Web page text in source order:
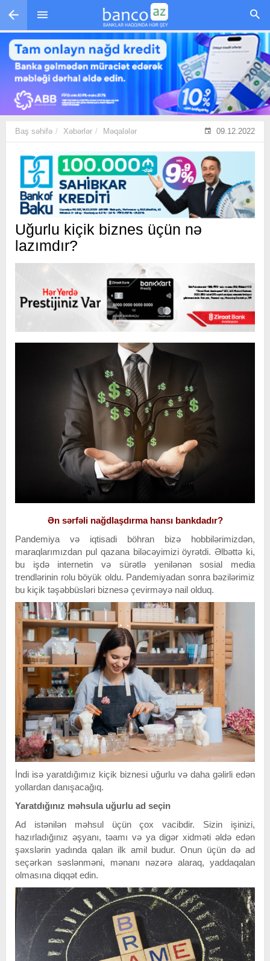
Skip to main content
Baş səhifə Xəbərlər Məqalələr 09.12.2022
Uğurlu kiçik biznes üçün nə
lazımdır?
Ən sərfəli nağdlaşdırma hansı bankdadır?
Pandemiya və iqtisadi böhran bizə hobbilərimizdən,
maraqlarımızdan pul qazana biləcəyimizi öyrətdi. Əlbəttə ki,
bu işdə internetin və sürətlə yenilənən sosial media
trendlərinin rolu böyük oldu. Pandemiyadan sonra bəzilərimiz
bu kiçik təşəbbüsləri biznesə çevirməyə nail olduq.
İndi isə yaratdığımız kiçik biznesi uğurlu və daha gəlirli edən
yollardan danışacağıq.
Yaratdığınız məhsula uğurlu ad seçin
Ad istənilən məhsul üçün çox vacibdir. Sizin işinizi,
hazırladığınız əşyanı, təamı və ya digər xidməti əldə edən
şəxslərin yadında qalan ilk amil budur. Onun üçün də ad
seçərkən səslənməni, mənanı nəzərə alaraq, yaddaqalan
olmasına diqqət edin.